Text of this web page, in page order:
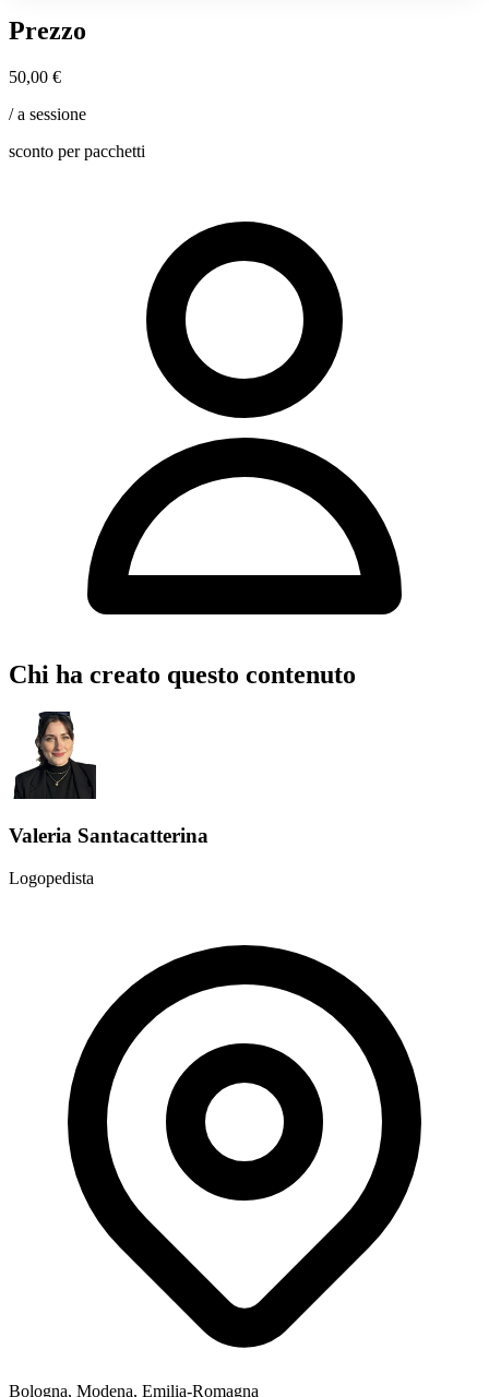
Prezzo
50,00 €
/ a sessione
sconto per pacchetti
Chi ha creato questo contenuto
Valeria Santacatterina
Logopedista
Bologna, Modena, Emilia-Romagna